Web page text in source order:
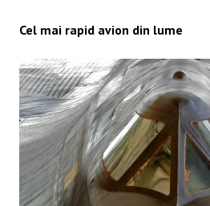
Cel mai rapid avion din lume